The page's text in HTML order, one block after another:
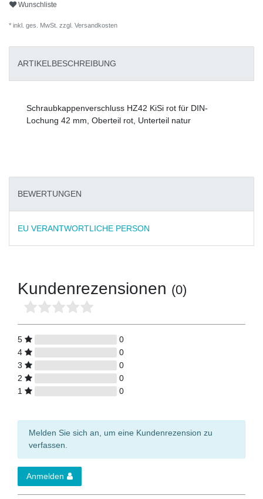
Wunschliste
* inkl. ges. MwSt. zzgl. Versandkosten
ARTIKELBESCHREIBUNG
Schraubkappenverschluss HZ42 KiSi rot für DIN-
Lochung 42 mm, Oberteil rot, Unterteil natur
BEWERTUNGEN
EU VERANTWORTLICHE PERSON
Kundenrezensionen (0)
5
0
4
0
3
0
2
0
1
0
Melden Sie sich an, um eine Kundenrezension zu
verfassen.
Anmelden